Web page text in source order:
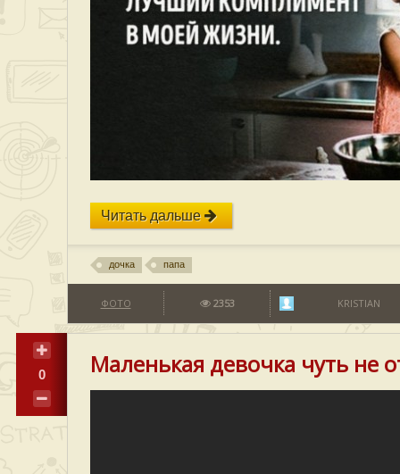
Читать дальше
дочка папа
ФОТО 2353 KRISTIAN
0 Маленькая девочка чуть не